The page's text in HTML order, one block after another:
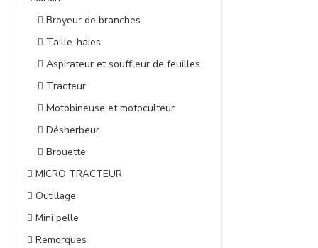
Broyeur de branches
Taille-haies
Aspirateur et souffleur de feuilles
Tracteur
Motobineuse et motoculteur
Désherbeur
Brouette
MICRO TRACTEUR
Outillage
Mini pelle
Remorques